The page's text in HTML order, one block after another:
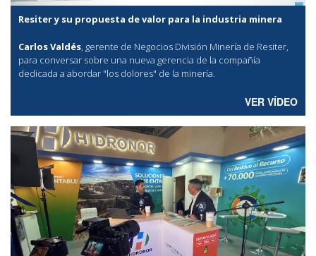
Resiter y su propuesta de valor para la industria minera
Carlos Valdés, gerente de Negocios División Minería de Resiter,
para conversar sobre una nueva gerencia de la compañía
dedicada a abordar "los dolores" de la minería.
VER VÍDEO